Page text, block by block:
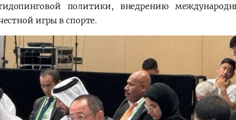
политики, внедрению
игры в спорте.